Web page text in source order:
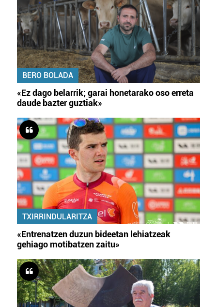
BERO BOLADA
«Ez dago belarrik; garai honetarako oso erreta
daude bazter guztiak»
TXIRRINDULARITZA
«Entrenatzen duzun bideetan lehiatzeak
gehiago motibatzen zaitu»